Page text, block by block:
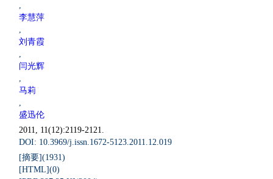
,
李慧萍
,
刘青霞
,
闫光辉
,
马莉
,
盛迅伦
2011, 11(12):2119-2121.
DOI: 10.3969/j.issn.1672-5123.2011.12.019
[摘要](1931)
[HTML](0)